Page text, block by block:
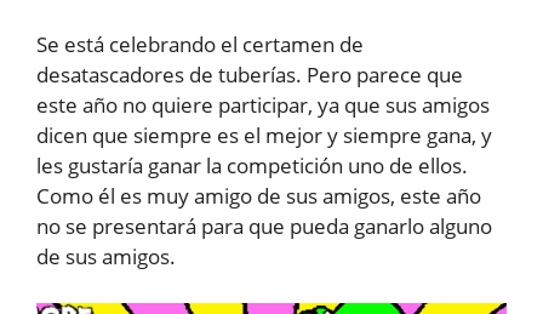
Se está celebrando el certamen de
desatascadores de tuberías. Pero parece que
este año no quiere participar, ya que sus amigos
dicen que siempre es el mejor y siempre gana, y
les gustaría ganar la competición uno de ellos.
Como él es muy amigo de sus amigos, este año
no se presentará para que pueda ganarlo alguno
de sus amigos.